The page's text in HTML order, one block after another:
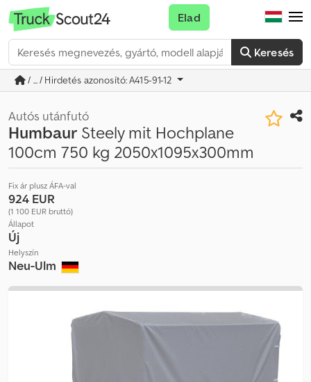
Keresés
Elad
/ ... / Hirdetés azonosító: A415-91-12
Autós utánfutó
Humbaur Steely mit Hochplane
100cm 750 kg 2050x1095x300mm
Fix ár plusz ÁFA-val
924 EUR
(1 100 EUR bruttó)
Állapot
Új
Helyszín
Neu-Ulm